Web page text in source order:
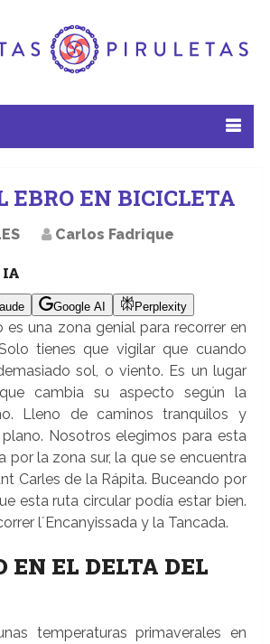
EBRO EN BICICLETA
Carlos Fadrique
IA
Google AI Perplexity
es una zona genial para recorrer en
tienes que vigilar que cuando
sol, o viento. Es un lugar
cambia su aspecto según la
Lleno de caminos tranquilos y
Nosotros elegimos para esta
por la zona sur, la que se encuentra
Carles de la Rápita. Buceando por
esta ruta circular podía estar bien.
l´Encanyissada y la Tancada.
EN EL DELTA DEL
temperaturas primaverales en